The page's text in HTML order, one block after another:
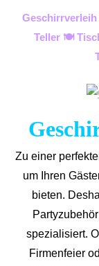
Teller 🍽️
Zu einer
um Ihren
bieten.
spezialisiert.
Firmenfeier